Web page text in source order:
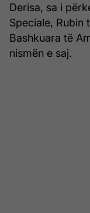
Derisa, sa i
Speciale, Rubin
Bashkuara të
nismën e saj.